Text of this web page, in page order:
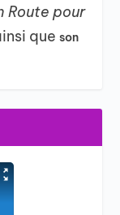
Route pour
queson